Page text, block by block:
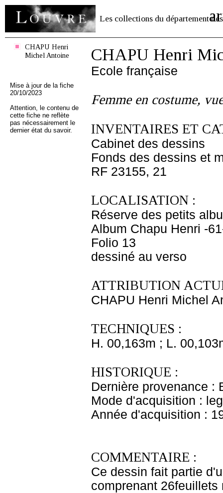
Les collections du département des
CHAPU Henri
Michel Antoine
Mise à jour de la fiche
20/10/2023
Attention, le contenu de
cette fiche ne reflète
pas nécessairement le
dernier état du savoir.
CHAPU Henri
Ecole française
Femme en costume,
INVENTAIRES ET
Cabinet des dessins
Fonds des dessins et
RF 23155, 21
LOCALISATION :
Réserve des petits
Album Chapu Henri -
Folio 13
dessiné au verso
ATTRIBUTION
CHAPU Henri Michel
TECHNIQUES :
H. 00,163m ; L.
HISTORIQUE :
Dernière provenance :
Mode d'acquisition :
Année d'acquisition :
COMMENTAIRE :
Ce dessin fait partie
comprenant